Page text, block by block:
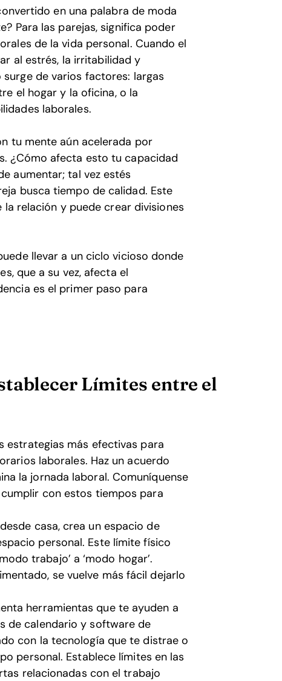
en una palabra de moda
Para las parejas, significa poder
de la vida personal. Cuando el
al estrés, la irritabilidad y
de varios factores: largas
el hogar y la oficina, o la
laborales.
tu mente aún acelerada por
¿Cómo afecta esto tu capacidad
aumentar; tal vez estés
busca tiempo de calidad. Este
relación y puede crear divisiones
llevar a un ciclo vicioso donde
que a su vez, afecta el
es el primer paso para
Límites entre el
estrategias más efectivas para
laborales. Haz un acuerdo
la jornada laboral. Comuníquense
con estos tiempos para
casa, crea un espacio de
personal. Este límite físico
trabajo’ a ‘modo hogar’.
se vuelve más fácil dejarlo
herramientas que te ayuden a
de calendario y software de
con la tecnología que te distrae o
personal. Establece límites en las
relacionadas con el trabajo